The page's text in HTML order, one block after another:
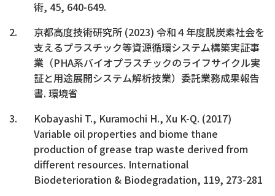
術, 45, 640-649.
京都高度技術研究所 (2023) 令和４年度脱炭素社会を
支えるプラスチック等資源循環システム構築実証事
業（PHA系バイオプラスチックのライフサイクル実
証と用途展開システム解析技業）委託業務成果報告
書. 環境省
Kobayashi T., Kuramochi H., Xu K-Q. (2017)
Variable oil properties and biome thane
production of grease trap waste derived from
different resources. International
Biodeterioration & Biodegradation, 119, 273-281